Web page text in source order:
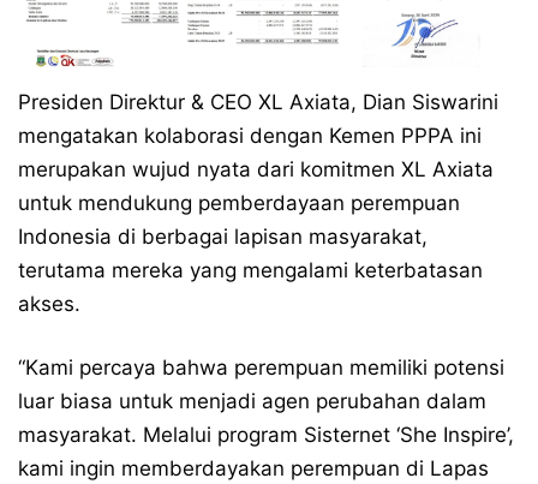
Presiden Direktur & CEO XL Axiata, Dian Siswarini
mengatakan kolaborasi dengan Kemen PPPA ini
merupakan wujud nyata dari komitmen XL Axiata
untuk mendukung pemberdayaan perempuan
Indonesia di berbagai lapisan masyarakat,
terutama mereka yang mengalami keterbatasan
akses.
“Kami percaya bahwa perempuan memiliki potensi
luar biasa untuk menjadi agen perubahan dalam
masyarakat. Melalui program Sisternet ‘She Inspire’,
kami ingin memberdayakan perempuan di Lapas